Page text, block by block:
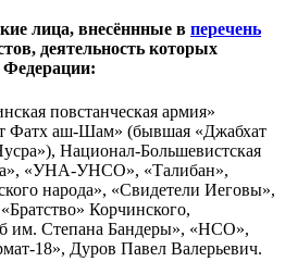
лица, внесённные в перечень
деятельность которых
Федерации:
повстанческая армия»
аш-Шам» (бывшая «Джабхат
Национал-Большевистская
«УНА-УНСО», «Талибан»,
народа», «Свидетели Иеговы»,
Корчинского,
им. Степана Бандеры», «НСО»,
18», Дуров Павел Валерьевич.